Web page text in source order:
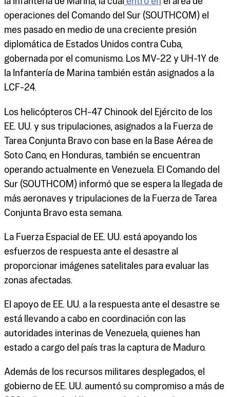
operaciones del Comando del Sur (SOUTHCOM) el
mes pasado en medio de una creciente presión
diplomática de Estados Unidos contra Cuba,
gobernada por el comunismo. Los MV-22 y UH-1Y de
la Infantería de Marina también están asignados a la
LCF-24.
Los helicópteros CH-47 Chinook del Ejército de los
EE. UU. y sus tripulaciones, asignados a la Fuerza de
Tarea Conjunta Bravo con base en la Base Aérea de
Soto Cano, en Honduras, también se encuentran
operando actualmente en Venezuela. El Comando del
Sur (SOUTHCOM) informó que se espera la llegada de
más aeronaves y tripulaciones de la Fuerza de Tarea
Conjunta Bravo esta semana.
La Fuerza Espacial de EE. UU. está apoyando los
esfuerzos de respuesta ante el desastre al
proporcionar imágenes satelitales para evaluar las
zonas afectadas.
El apoyo de EE. UU. a la respuesta ante el desastre se
está llevando a cabo en coordinación con las
autoridades interinas de Venezuela, quienes han
estado a cargo del país tras la captura de Maduro.
Además de los recursos militares desplegados, el
gobierno de EE. UU. aumentó su compromiso a más de